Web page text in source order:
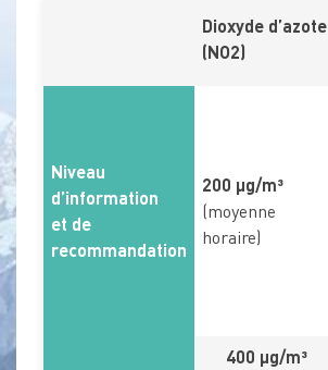
Dioxyde d’azote
(NO2)
Niveau
d’information
et de
recommandation
200 µg/m³
(moyenne
horaire)
400 µg/m³